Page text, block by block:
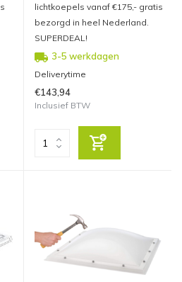
lichtkoepels vanaf €175,- gratis
bezorgd in heel Nederland.
SUPERDEAL!
3-5 werkdagen
Deliverytime
€143,94
Inclusief BTW